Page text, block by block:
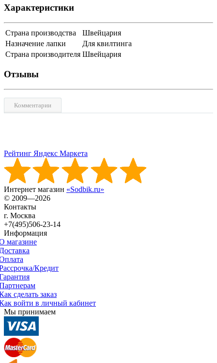
Характеристики
Страна производства
Швейцария
Назначение лапки
Для квилтинга
Страна производителя Швейцария
Отзывы
Комментарии
Рейтинг Яндекс Маркета
Интернет магазин «Sodbik.ru»
© 2009—2026
Контакты
г. Москва
+7(495)506-23-14
Информация
магазине
Кредит
сделать заказ
войти в личный кабинет
Мы принимаем